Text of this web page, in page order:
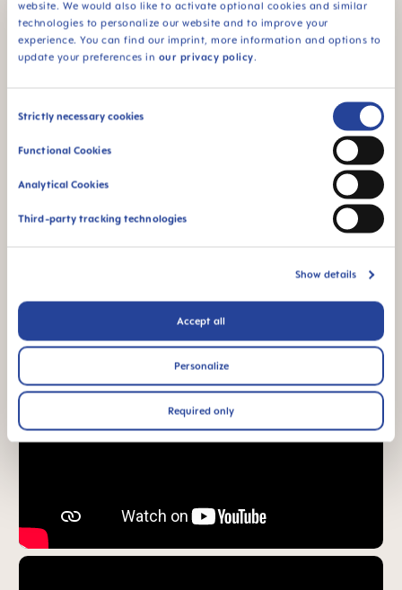
website. We would also like to activate optional cookies and similar
technologies to personalize our website and to improve your
experience. You can find our imprint, more information and options to
update your preferences in our privacy policy.
Consent
Strictly necessary cookies
Functional Cookies
Analytical Cookies
Third-party tracking technologies
Show details
Accept all
Personalize
Required only
94% NIPPLE
ACCEPTANCE
cumielfogadás:
könnyedén
elfogadják a babák,
*2010–2023-es piackutatás, 1,588 baba részvételével.